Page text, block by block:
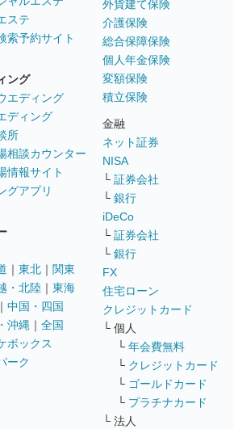
ステ
索予約サイト
ング
エディング
ディング
所
相談カウンター
情報サイト
グアプリ
｜ 東北 ｜ 関東
・北陸 ｜ 東海
｜ 中国・四国
沖縄 ｜ 全国
ボックス
ーク
外貨建て保険
介護保険
総合保障保険
個人年金保険
変額保険
積立保険
金融
ネット証券
NISA
└ 証券会社
└ 銀行
iDeCo
└ 証券会社
└ 銀行
FX
住宅ローン
クレジットカード
└ 個人
└ 年会費無料
└ クレジットカード
└ ゴールドカード
└ プラチナカード
└ 法人